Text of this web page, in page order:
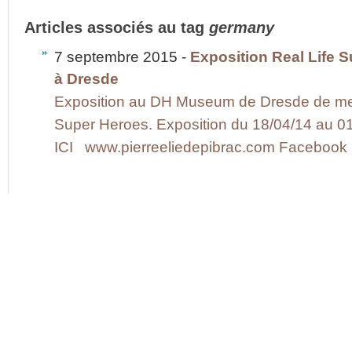
Articles associés au tag germany
7 septembre 2015 - Exposition Real Life
à Dresde
Exposition au DH Museum de Dresde de
Super Heroes. Exposition du 18/04/14 au
ICI www.pierreeliedepibrac.com Facebook